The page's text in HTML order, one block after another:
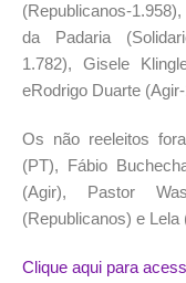
(Republicanos-
da Padaria
1.782), Gisele
eRodrigo Duarte
Os não reeleitos
(PT), Fábio
(Agir), Pastor
(Republicanos) e Lela
Clique aqui para